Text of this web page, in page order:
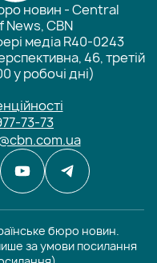
новин - Central
CBN
медіа R40-0243
46, третій
у робочі дні)
73-73
бюро новин.
за умови посилання